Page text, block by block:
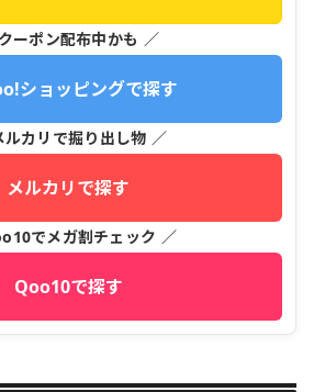
ーポン配布中かも ／
ショッピングで探す
ルカリで掘り出し物 ／
メルカリで探す
でメガ割チェック ／
Qoo10で探す